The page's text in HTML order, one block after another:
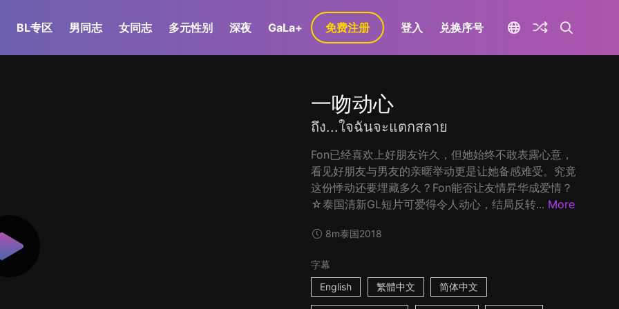
BL专区 男同志 女同志 多元性别 深夜 GaLa+ 免费注册 登入 兑换序号
一吻动心
ถึง...ใจฉันจะแตกสลาย
Fon已经喜欢上好朋友许久，但她始终不敢表露心意，
看见好朋友与男友的亲暱举动更是让她备感难受。究竟
这份悸动还要埋藏多久？Fon能否让友情昇华成爱情？
☆泰国清新GL短片可爱得令人动心，结局反转... More
8m泰国2018
字幕
English
繁體中文 简体中文